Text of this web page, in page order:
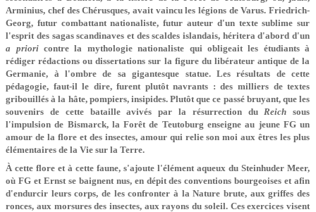
Arminius, chef des Chérusques, avait vaincu les légions de Varus. Friedrich-
Georg, futur combattant nationaliste, futur auteur d'un texte sublime sur
l'esprit des sagas scandinaves et des scaldes islandais, héritera d'abord d'un
a prioricontre la mythologie nationaliste qui obligeait les étudiants à
rédiger rédactions ou dissertations sur la figure du libérateur antique de la
Germanie, à l'ombre de sa gigantesque statue. Les résultats de cette
pédagogie, faut-il le dire, furent plutôt navrants : des milliers de textes
gribouillés à la hâte, pompiers, insipides. Plutôt que ce passé bruyant, que les
souvenirs de cette bataille avivés par la résurrection du Reich sous
l'impulsion de Bismarck, la Forêt de Teutoburg enseigne au jeune FG un
amour de la flore et des insectes, amour qui relie son moi aux êtres les plus
élémentaires de la Vie sur la Terre.
À cette flore et à cette faune, s'ajoute l'élément aqueux du Steinhuder Meer,
où FG et Ernst se baignent nus, en dépit des conventions bourgeoises et afin
d'endurcir leurs corps, de les confronter à la Nature brute, aux griffes des
ronces, aux morsures des insectes, aux rayons du soleil. Ces exercices visent